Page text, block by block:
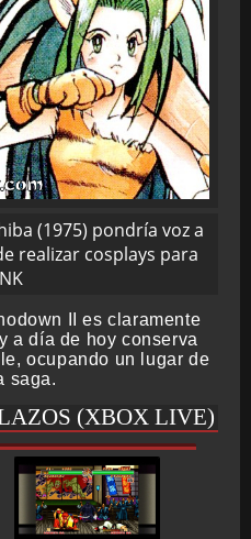
(1975) pondría voz a
realizar cosplays para
II es claramente
a día de hoy conserva
ocupando un lugar de
saga.
(XBOX LIVE)